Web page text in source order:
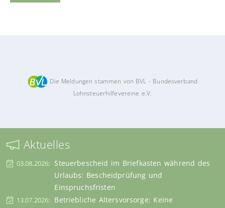
Die Meldungen stammen von BVL - Bundesverband
Lohnsteuerhilfevereine e.V.
Aktuelles
03.08.2026: Steuerbescheid im Briefkasten während des
Urlaubs: Bescheidprüfung und
Einspruchsfristen
13.07.2026: Betriebliche Altersvorsorge: Keine